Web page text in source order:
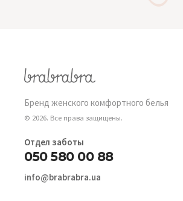
Бренд женского комфортного белья
© 2026. Все права защищены.
Отдел заботы
050 580 00 88
info@brabrabra.ua